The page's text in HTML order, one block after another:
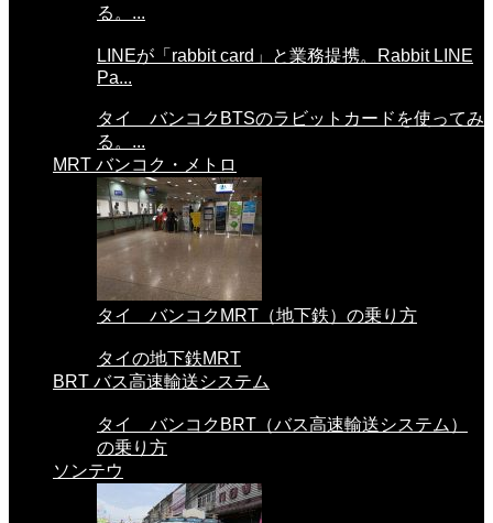
る。...
LINEが「rabbit card」と業務提携。Rabbit LINE
Pa...
タイ バンコクBTSのラビットカードを使ってみ
る。...
MRT バンコク・メトロ
タイ バンコクMRT（地下鉄）の乗り方
タイの地下鉄MRT
BRT バス高速輸送システム
タイ バンコクBRT（バス高速輸送システム）
の乗り方
ソンテウ